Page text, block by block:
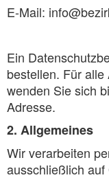
E-Mail:
Ein
bestellen. Für
wenden Sie sich
Adresse.
2. Allgemeines
Wir verarbeiten
ausschließlich